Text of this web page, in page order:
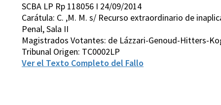
SCBA LP Rp 118056 I 24/09/2014
Carátula: C. ,M. M. s/ Recurso extraordinario de
Penal, Sala II
Magistrados Votantes: de Lázzari-Genoud-Hitters-
Tribunal Origen: TC0002LP
Ver el Texto Completo del Fallo